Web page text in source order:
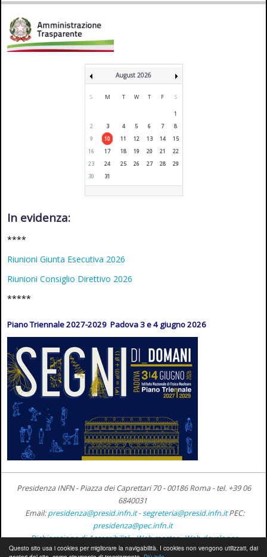
Questo sito usa i cookies per migliorare la navigabilità. I cookies non vengono utilizzati, dai
August 2026
S M T W T F S
1
2
3 4 5 6 7
8
9
10 11 12 13 14
15
16
17 18 19 20 21
22
23
24 25 26 27 28
29
30
31
In evidenza:
****
Riunioni Giunta Esecutiva 2026
Riunioni Consiglio Direttivo 2026
*****
Piano Triennale 2027-2029 Padova 3 e 4 giugno 2026
Presidenza INFN - Piazza dei Caprettari 70 - 00186 Roma -tel. +39 06
6840031
Email:presidenza@presid.infn.it-segreteria@presid.infn.it PEC:
presidenza@pec.infn.it
Dichiarazione di Accessibilità-Web master-Web developer